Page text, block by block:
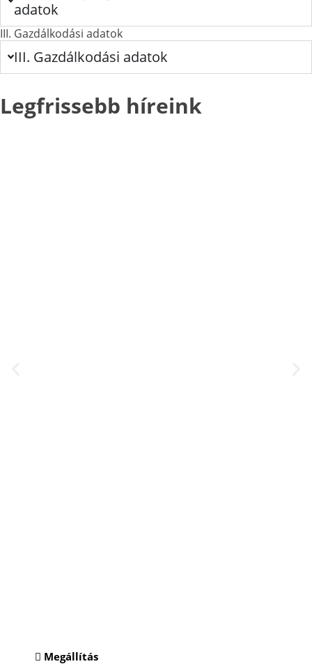
adatok
III. Gazdálkodási adatok
III. Gazdálkodási adatok
Legfrissebb híreink​
Megállítás